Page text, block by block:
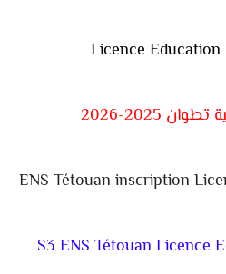
Licence Education
2025-2026
ENS Tétouan inscription
S3 ENS Tétouan Licence